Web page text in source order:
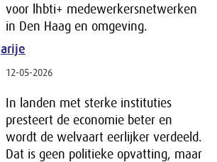
voor lhbti+ medewerkersnetwerken
in Den Haag en omgeving.
12-05-2026
In landen met sterke instituties
presteert de economie beter en
wordt de welvaart eerlijker verdeeld.
Dat is geen politieke opvatting, maar